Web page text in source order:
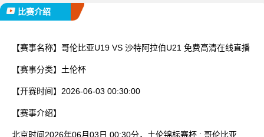
比赛介绍
【赛事名称】 哥伦比亚U19 VS 沙特阿拉伯U21 免费高清在线直播
【赛事分类】 土伦杯
【开赛时间】 2026-06-03 00:30:00
【赛事介绍】
北京时间2026年06月03日 00:30分，土伦锦标赛杯 : 哥伦比亚